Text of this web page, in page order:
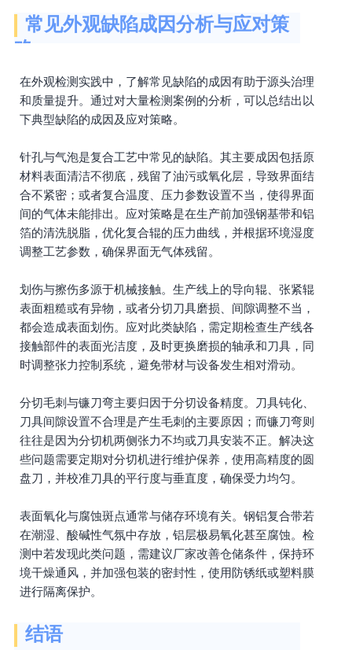
常见外观缺陷成因分析与应对策
略
在外观检测实践中，了解常见缺陷的成因有助于源头治理
和质量提升。通过对大量检测案例的分析，可以总结出以
下典型缺陷的成因及应对策略。
针孔与气泡是复合工艺中常见的缺陷。其主要成因包括原
材料表面清洁不彻底，残留了油污或氧化层，导致界面结
合不紧密；或者复合温度、压力参数设置不当，使得界面
间的气体未能排出。应对策略是在生产前加强钢基带和铝
箔的清洗脱脂，优化复合辊的压力曲线，并根据环境湿度
调整工艺参数，确保界面无气体残留。
划伤与擦伤多源于机械接触。生产线上的导向辊、张紧辊
表面粗糙或有异物，或者分切刀具磨损、间隙调整不当，
都会造成表面划伤。应对此类缺陷，需定期检查生产线各
接触部件的表面光洁度，及时更换磨损的轴承和刀具，同
时调整张力控制系统，避免带材与设备发生相对滑动。
分切毛刺与镰刀弯主要归因于分切设备精度。刀具钝化、
刀具间隙设置不合理是产生毛刺的主要原因；而镰刀弯则
往往是因为分切机两侧张力不均或刀具安装不正。解决这
些问题需要定期对分切机进行维护保养，使用高精度的圆
盘刀，并校准刀具的平行度与垂直度，确保受力均匀。
表面氧化与腐蚀斑点通常与储存环境有关。钢铝复合带若
在潮湿、酸碱性气氛中存放，铝层极易氧化甚至腐蚀。检
测中若发现此类问题，需建议厂家改善仓储条件，保持环
境干燥通风，并加强包装的密封性，使用防锈纸或塑料膜
进行隔离保护。
结语